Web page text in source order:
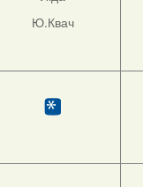
Ю.Квач